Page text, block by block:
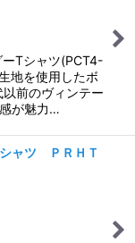
Tシャツ(PCT4-
地を使用したボ
前のヴィンテー
が魅力…
ャツ ＰＲＨＴ